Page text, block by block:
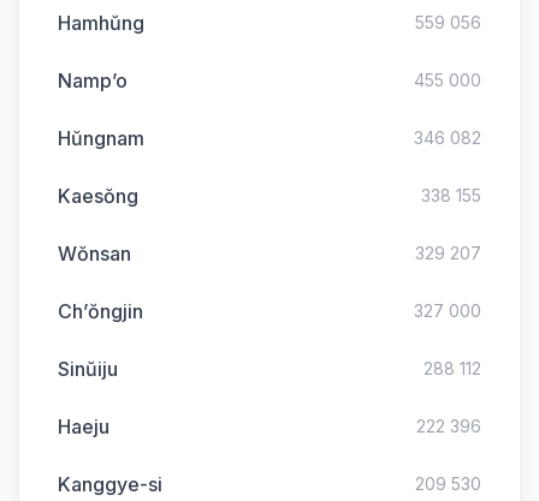
Hamhŭng 559 056
Namp’o 455 000
Hŭngnam 346 082
Kaesŏng 338 155
Wŏnsan 329 207
Ch’ŏngjin 327 000
Sinŭiju 288 112
Haeju 222 396
Kanggye-si 209 530